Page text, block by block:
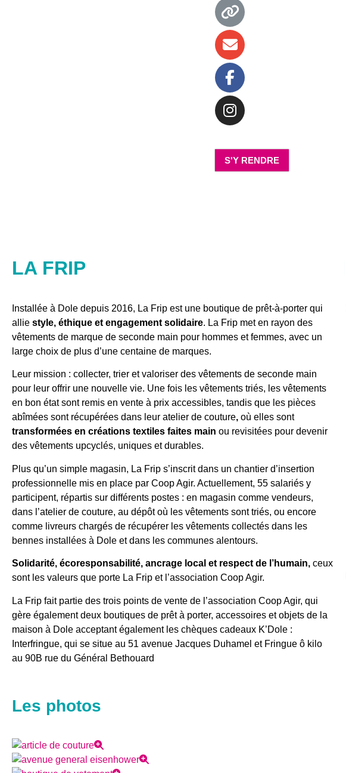
S'Y RENDRE
LA FRIP
Installée à Dole depuis 2016, La Frip est une boutique de prêt-à-porter qui
allie style, éthique et engagement solidaire. La Frip met en rayon des
vêtements de marque de seconde main pour hommes et femmes, avec un
large choix de plus d’une centaine de marques.
Leur mission : collecter, trier et valoriser des vêtements de seconde main
pour leur offrir une nouvelle vie. Une fois les vêtements triés, les vêtements
en bon état sont remis en vente à prix accessibles, tandis que les pièces
abîmées sont récupérées dans leur atelier de couture, où elles sont
transformées en créations textiles faites main ou revisitées pour devenir
des vêtements upcyclés, uniques et durables.
Plus qu’un simple magasin, La Frip s’inscrit dans un chantier d’insertion
professionnelle mis en place par Coop Agir. Actuellement, 55 salariés y
participent, répartis sur différents postes : en magasin comme vendeurs,
dans l’atelier de couture, au dépôt où les vêtements sont triés, ou encore
comme livreurs chargés de récupérer les vêtements collectés dans les
bennes installées à Dole et dans les communes alentours.
Solidarité, écoresponsabilité, ancrage local et respect de l’humain, ceux
sont les valeurs que porte La Frip et l’association Coop Agir.
La Frip fait partie des trois points de vente de l’association Coop Agir, qui
gère également deux boutiques de prêt à porter, accessoires et objets de la
maison à Dole acceptant également les chèques cadeaux K’Dole :
Interfringue, qui se situe au 51 avenue Jacques Duhamel et Fringue ô kilo
au 90B rue du Général Bethouard
Les photos